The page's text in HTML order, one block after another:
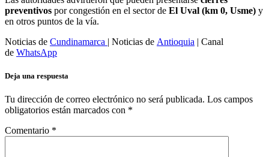
preventivos por congestión en el sector de El Uval (km 0, Usme) y
en otros puntos de la vía.
Noticias de Cundinamarca | Noticias de Antioquia | Canal
de WhatsApp
Deja una respuesta
Tu dirección de correo electrónico no será publicada. Los campos
obligatorios están marcados con *
Comentario *